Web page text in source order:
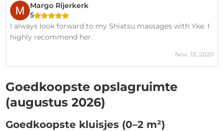
Margo Rijerkerk
5
I always look forward to my Shiatsu massages with Yke. I
highly recommend her.
Nov. 13, 2020
Goedkoopste opslagruimte
(augustus 2026)
Goedkoopste kluisjes (0–2 m²)